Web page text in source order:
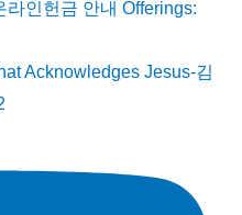
Acknowledges Jesus-김